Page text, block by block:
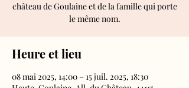
château de Goulaine et de la famille qui porte
le même nom.
Heure et lieu
08 mai 2025, 14:00 – 15 juil. 2025, 18:30